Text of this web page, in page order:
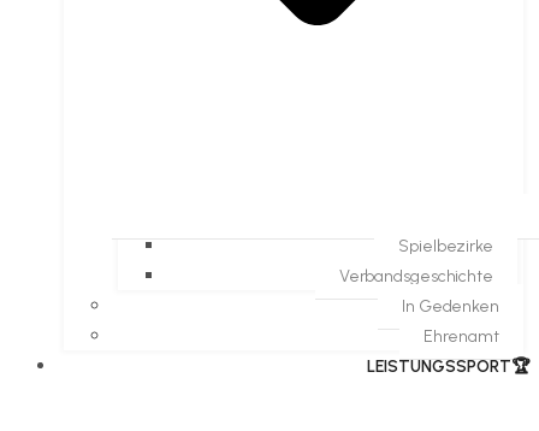
Spielbezirke
Verbandsgeschichte
In Gedenken
Ehrenamt
​LEISTUNGSSPORT🏆